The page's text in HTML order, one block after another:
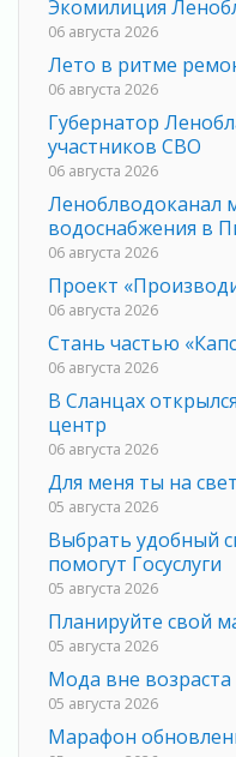
Экомилиция
06 августа 2026
Лето в ритме
06 августа 2026
Губернатор
участников СВО
06 августа 2026
Леноблводоканал
водоснабжения в
06 августа 2026
Проект
06 августа 2026
Стань частью
06 августа 2026
В Сланцах
центр
06 августа 2026
Для меня ты на
05 августа 2026
Выбрать удобный
помогут Госуслуги
05 августа 2026
Планируйте свой
05 августа 2026
Мода вне возраста
05 августа 2026
Марафон